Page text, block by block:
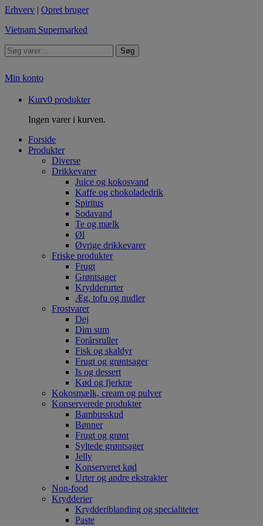
Erhverv | Opret bruger
Vietnam Supermarked
Søg
Min konto
Kurv0 produkter
Ingen varer i kurven.
Forside
Produkter
Diverse
Drikkevarer
Juice og kokosvand
Kaffe og chokoladedrik
Spiritus
Sodavand
Te og mælk
Øl
Øvrige drikkevarer
Friske produkter
Frugt
Grøntsager
Krydderurter
Æg, tofu og nudler
Frostvarer
Dej
Dim sum
Forårsruller
Fisk og skaldyr
Frugt og grøntsager
Is og dessert
Kød og fjerkræ
Kokosmælk, cream og pulver
Konserverede produkter
Bambusskud
Bønner
Frugt og grønt
Syltede grøntsager
Jelly
Konserveret kød
Urter og andre ekstrakter
Non-food
Krydderier
Krydderiblanding og specialiteter
Paste